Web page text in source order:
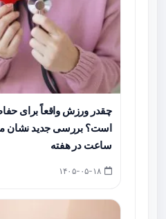
چقدر ورزش واقعاً برای
ساعت در هفته